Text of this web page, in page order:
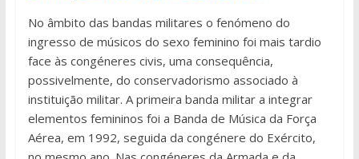
No âmbito das bandas militares o fenómeno do
ingresso de músicos do sexo feminino foi mais tardio
face às congéneres civis, uma consequência,
possivelmente, do conservadorismo associado à
instituição militar. A primeira banda militar a integrar
elementos femininos foi a Banda de Música da Força
Aérea, em 1992, seguida da congénere do Exército,